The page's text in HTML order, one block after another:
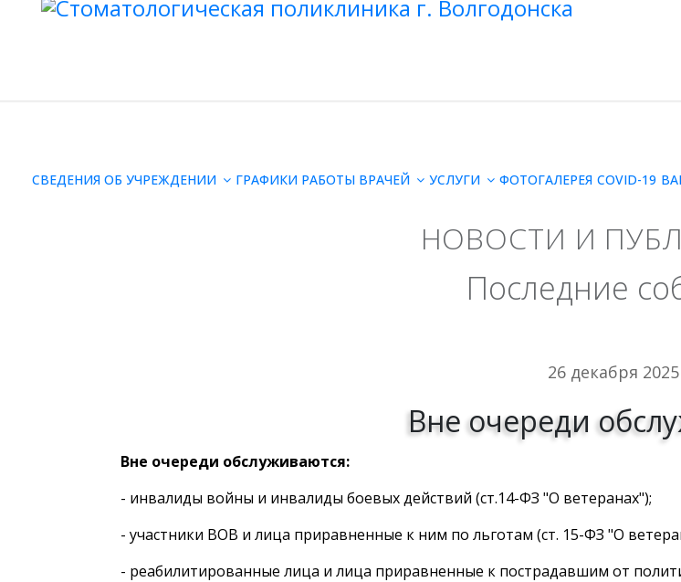
СВЕДЕНИЯ ОБ УЧРЕЖДЕНИИ ГРАФИКИ РАБОТЫ ВРАЧЕЙ УСЛУГИ ФОТОГАЛЕРЕЯ COVID-19
НОВОСТИ И
Последние
26 декабря 2025
Вне очереди
Вне очереди обслуживаются:
- инвалиды войны и инвалиды боевых действий (ст.14-ФЗ "О ветеранах");
- участники ВОВ и лица приравненные к ним по льготам (ст. 15-ФЗ "О
- реабилитированные лица и лица приравненные к пострадавшим от